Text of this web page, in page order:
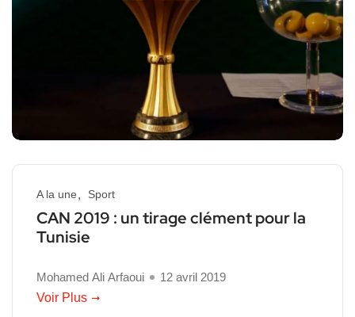
A la une Sport
CAN 2019 : un tirage clément pour la
Tunisie
Mohamed Ali Arfaoui
12 avril 2019
Voir Plus